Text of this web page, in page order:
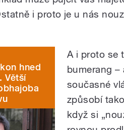
i proto je u nás
hned
Větší
A i proto se
bumerang –
současné
způsobí
když si